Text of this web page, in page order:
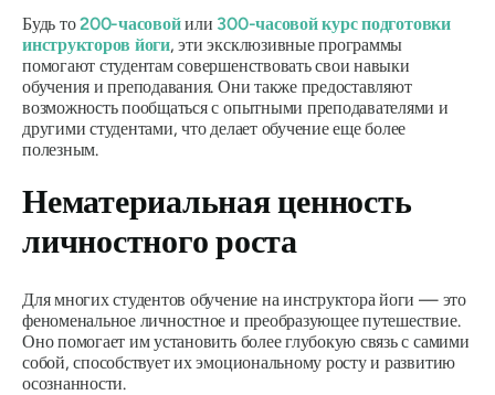
Будь то200-часовойили 300-часовой курс подготовки
инструкторов йоги, эти эксклюзивные программы
помогают студентам совершенствовать свои навыки
обучения и преподавания. Они также предоставляют
возможность пообщаться с опытными преподавателями и
другими студентами, что делает обучение еще более
полезным.
Нематериальная ценность
личностного роста
Для многих студентов обучение на инструктора йоги — это
феноменальное личностное и преобразующее путешествие.
Оно помогает им установить более глубокую связь с самими
собой, способствует их эмоциональному росту и развитию
осознанности.